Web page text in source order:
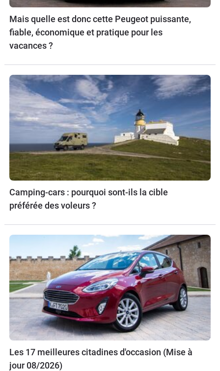
Mais quelle est donc cette Peugeot puissante,
fiable, économique et pratique pour les
vacances ?
Camping-cars : pourquoi sont-ils la cible
préférée des voleurs ?
Les 17 meilleures citadines d'occasion (Mise à
jour 08/2026)